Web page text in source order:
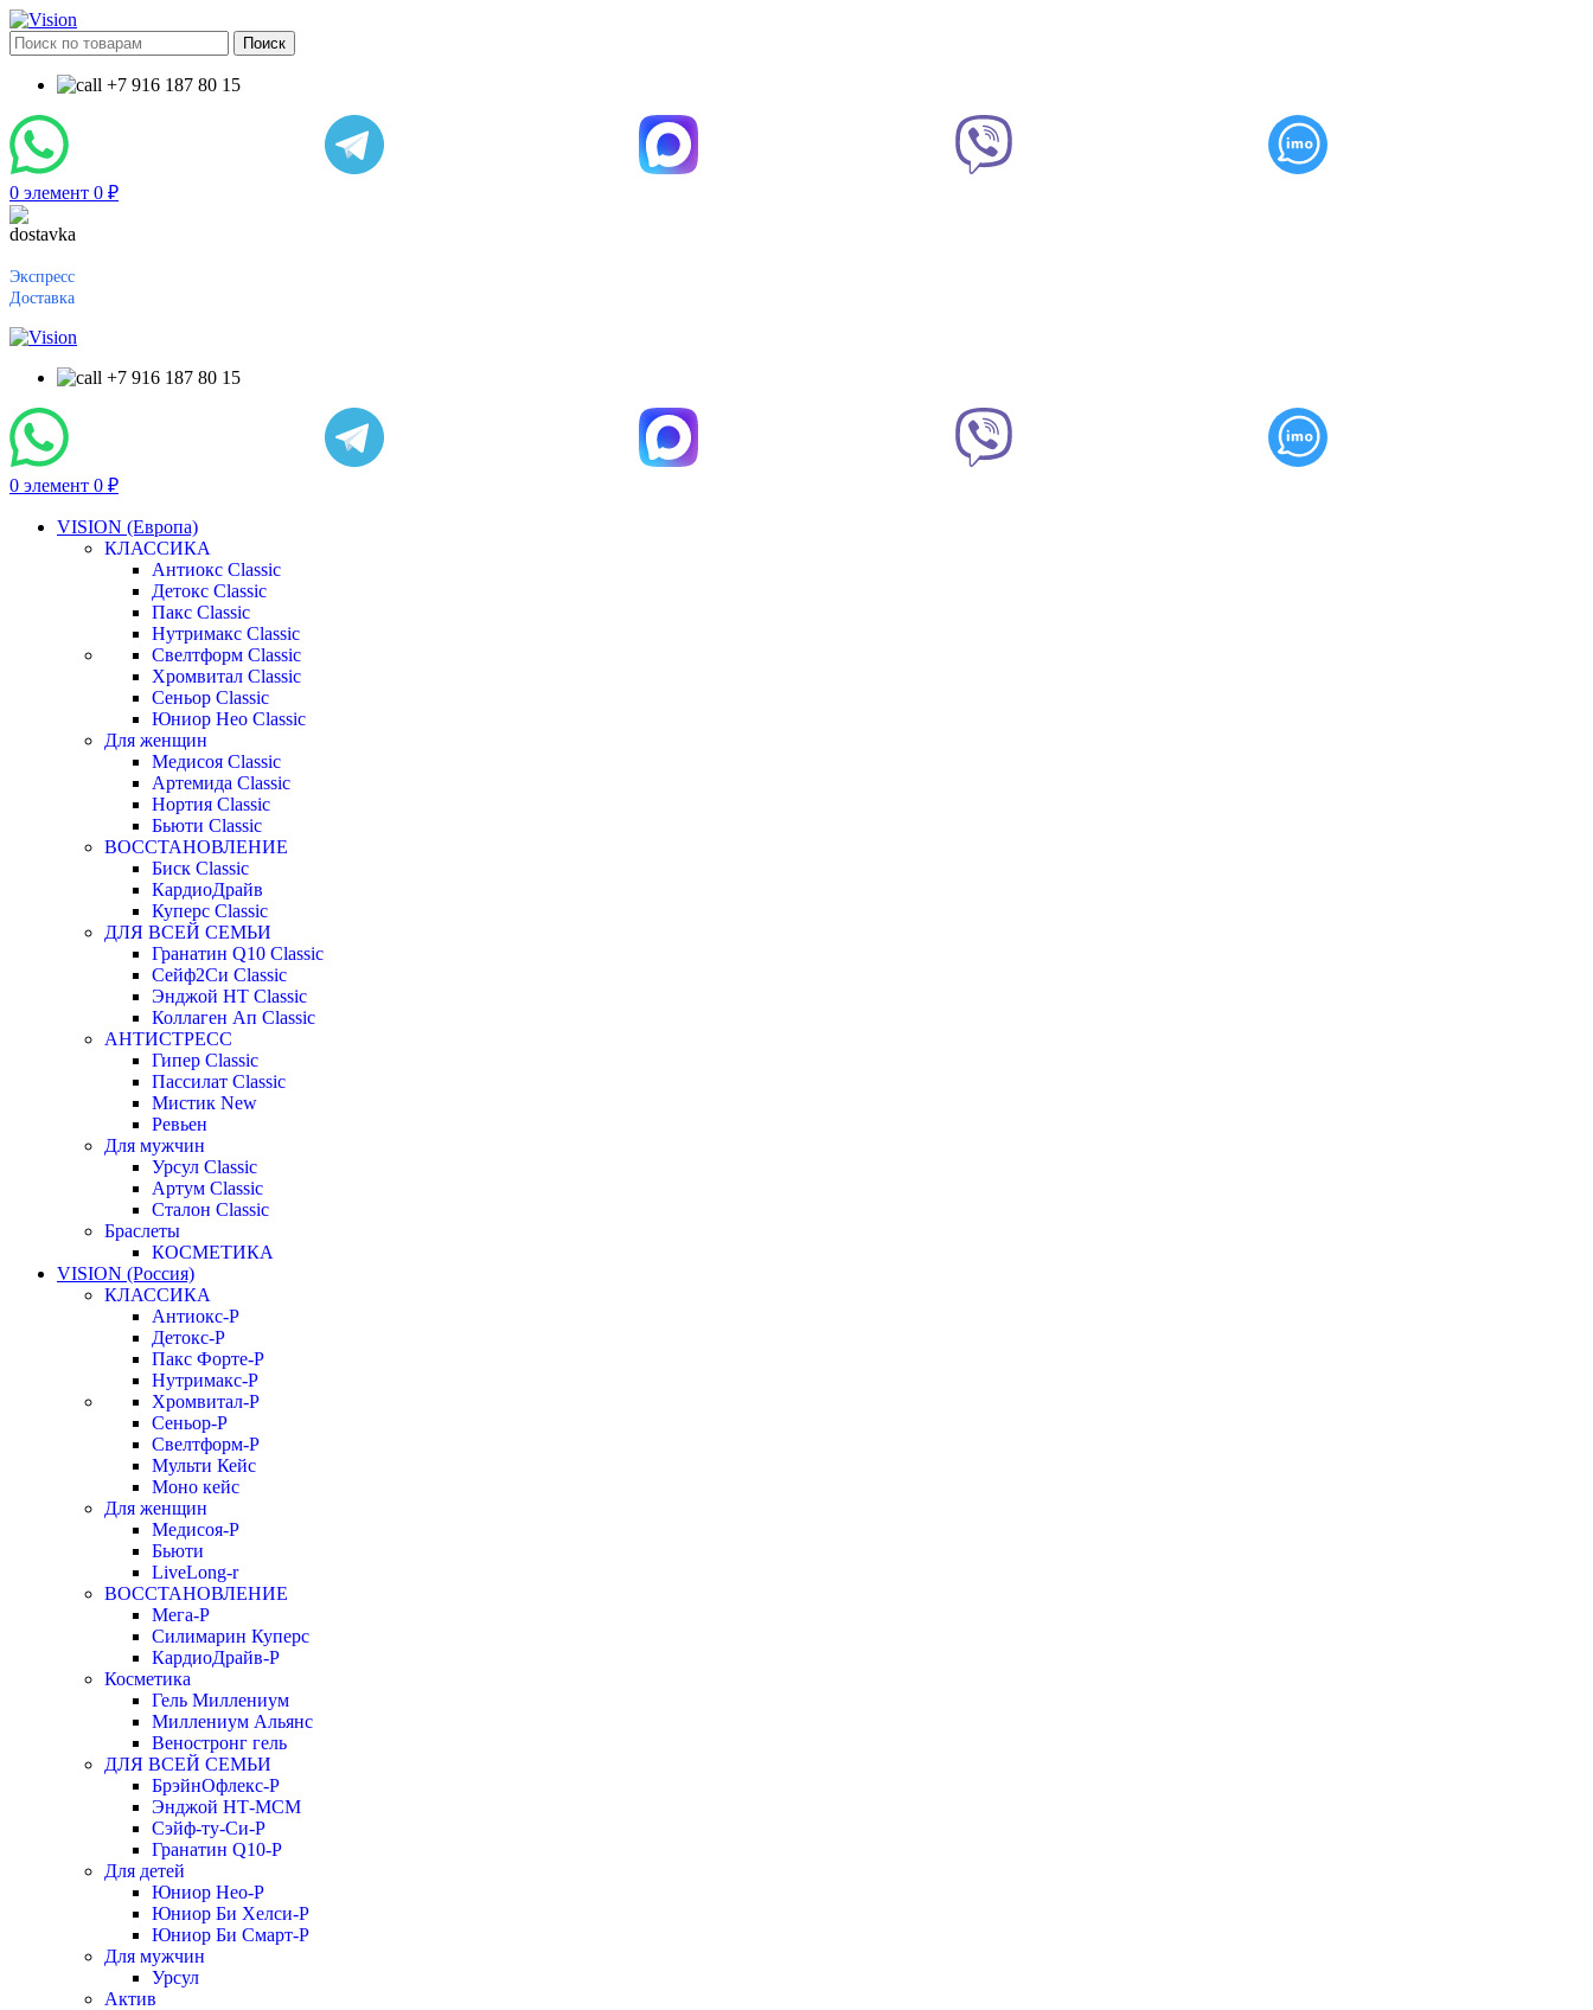
Поиск
+7 916 187 80 15
0 элемент 0 ₽
Экспресс
Доставка
+7 916 187 80 15
0 элемент 0 ₽
VISION (Европа)
КЛАССИКА
Антиокс Classic
Детокс Classic
Пакс Classic
Нутримакс Classic
Свелтформ Classic
Хромвитал Classic
Сеньор Classic
Юниор Нео Classic
Для женщин
Медисоя Classic
Артемида Classic
Нортия Classic
Бьюти Classic
ВОССТАНОВЛЕНИЕ
Биск Classic
КардиоДрайв
Куперс Classic
ДЛЯ ВСЕЙ СЕМЬИ
Гранатин Q10 Classic
Сейф2Си Classic
Энджой НТ Classic
Коллаген Ап Classic
АНТИСТРЕСС
Гипер Classic
Пассилат Classic
Мистик New
Ревьен
Для мужчин
Урсул Classic
Артум Classic
Сталон Classic
Браслеты
КОСМЕТИКА
VISION (Россия)
КЛАССИКА
Антиокс-Р
Детокс-Р
Пакс Форте-Р
Нутримакс-Р
Хромвитал-Р
Сеньор-Р
Свелтформ-Р
Мульти Кейс
Моно кейс
Для женщин
Медисоя-Р
Бьюти
LiveLong-r
ВОССТАНОВЛЕНИЕ
Мега-Р
Силимарин Куперс
КардиоДрайв-Р
Косметика
Гель Миллениум
Миллениум Альянс
Веностронг гель
ДЛЯ ВСЕЙ СЕМЬИ
БрэйнОфлекс-Р
Энджой НТ-МСМ
Сэйф-ту-Си-Р
Гранатин Q10-Р
Для детей
Юниор Нео-Р
Юниор Би Хелси-Р
Юниор Би Смарт-Р
Для мужчин
Урсул
Актив